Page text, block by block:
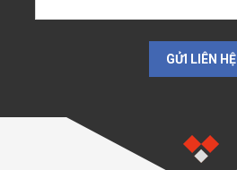
GỬI LIÊN HỆ